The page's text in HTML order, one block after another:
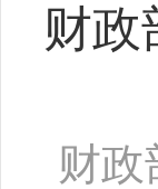
财政
财